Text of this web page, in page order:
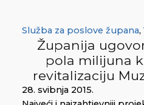
Služba za poslove župana,
Županija
pola milijuna
revitalizaciju
28. svibnja 2015.